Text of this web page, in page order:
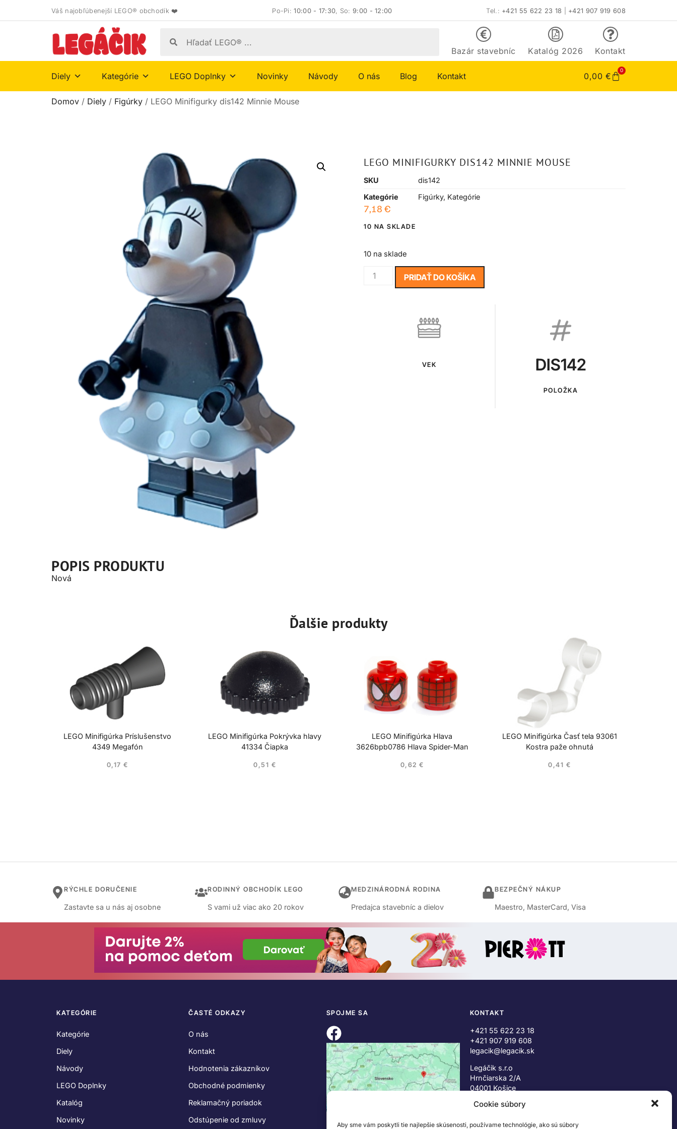
Cookie súbory
Aby sme vám poskytli tie najlepšie skúsenosti, používame technológie, ako sú súbory
Váš najobľúbenejší LEGO® obchodík ❤️ Po-Pi:10:00 - 17:30, So:9:00 - 12:00 Tel.: +421 55 622 23 18 +421 907 919 608
Bazár stavebníc Katalóg 2026 Kontakt
Diely Kategórie LEGO Doplnky Novinky Návody O nás Blog Kontakt 0,00 €
0
Domov / Diely / Figúrky / LEGO Minifigurky dis142 Minnie Mouse
LEGO MINIFIGURKY DIS142 MINNIE MOUSE
SKU
dis142
Kategórie
Figúrky, Kategórie
7,18 €
10 NA SKLADE
10 na sklade
PRIDAŤ DO KOŠÍKA
VEK DIS142
POLOŽKA
POPIS PRODUKTU
Nová
Ďalšie produkty
LEGO Minifigúrka Príslušenstvo
4349 Megafón
0,17€
LEGO Minifigúrka Pokrývka hlavy
41334 Čiapka
0,51 €
LEGO Minifigúrka Hlava
3626bpb0786 Hlava Spider-Man
0,62€
LEGO Minifigúrka Časť tela 93061
Kostra paže ohnutá
0,41 €
RÝCHLE DORUČENIE
Zastavte sa u nás aj osobne
RODINNÝ OBCHODÍK LEGO
S vami už viac ako 20 rokov
MEDZINÁRODNÁ RODINA
Predajca stavebníc a dielov
BEZPEČNÝ NÁKUP
Maestro, MasterCard, Visa
KATEGÓRIE
Kategórie
Diely
Návody
LEGO Doplnky
Katalóg
Novinky
ČASTÉ ODKAZY
O nás
Kontakt
Hodnotenia zákazníkov
Obchodné podmienky
Reklamačný poriadok
Odstúpenie od zmluvy
SPOJME SA KONTAKT
+421 55 622 23 18
+421 907 919 608
legacik@legacik.sk
Legáčik s.r.o
Hrnčiarska 2/A
04001 Košice
IČ DPH: SK2023978330